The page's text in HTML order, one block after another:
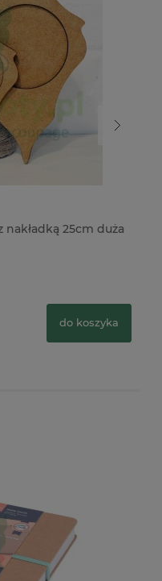
25cm duża
do koszyka